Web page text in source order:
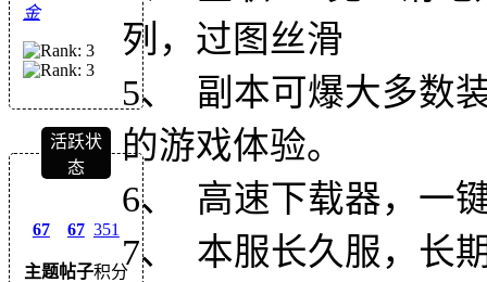
金
活跃状
态
67
主题
67
帖子
351
积分
列，过图丝滑
5、 副本可爆大多数
的游戏体验。
6、 高速下载器，一
7、 本服长久服，长